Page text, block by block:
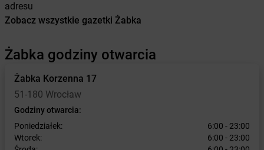
adresu
Zobacz wszystkie gazetki Żabka
Żabka godziny otwarcia
Żabka Korzenna 17
51-180 Wrocław
Godziny otwarcia:
Poniedziałek:
6:00 - 23:00
Wtorek:
6:00 - 23:00